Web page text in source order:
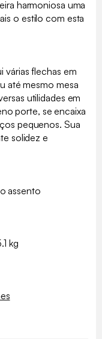
harmoniosa uma
o estilo com esta
várias flechas em
até mesmo mesa
utilidades em
porte, se encaixa
pequenos. Sua
solidez e
assento
kg